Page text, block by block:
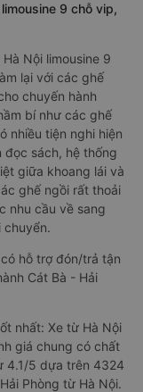
9 chỗ vip,
Nội limousine 9
lại với các ghế
chuyến hành
bí như các ghế
nhiều tiện nghi hiện
đọc sách, hệ thống
giữa khoang lái và
ghế ngồi rất thoải
nhu cầu về sang
chuyển.
hỗ trợ đón/trả tận
Cát Bà - Hải
nhất: Xe từ Hà Nội
giá chung có chất
4.1/5 dựa trên 4324
Phòng từ Hà Nội.